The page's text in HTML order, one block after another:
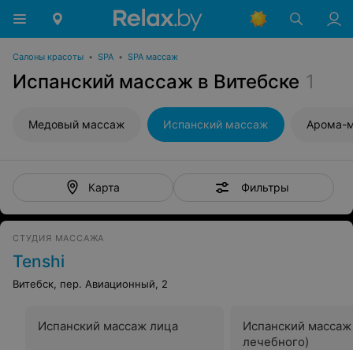
Салоны красоты • SPA • SPA массаж
Испанский массаж в Витебске 1
Медовый массаж Испанский массаж Арома-
Карта Фильтры
СТУДИЯ МАССАЖА
Tenshi
Витебск, пер. Авиационный, 2
Испанский массаж лица
Испанский
лечебного)